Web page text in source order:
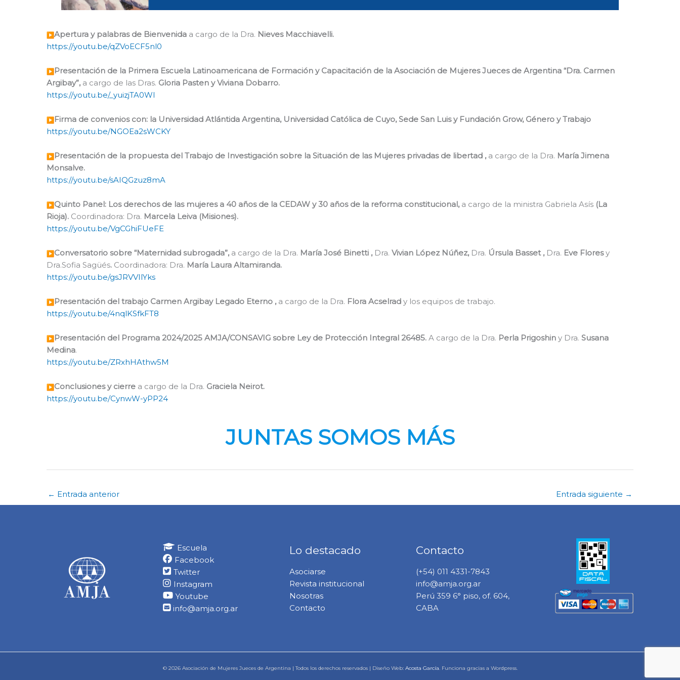
Apertura y palabras de Bienvenida a cargo de la Dra. Nieves Macchiavelli.
https://youtu.be/qZVoECF5nl0
Presentación de la Primera Escuela Latinoamericana de Formación y Capacitación de la Asociación de Mujeres Jueces de Argentina “Dra. Carmen
Argibay”, a cargo de las Dras. Gloria Pasten y Viviana Dobarro.
https://youtu.be/_yuizjTA0WI
Firma de convenios con: la Universidad Atlántida Argentina, Universidad Católica de Cuyo, Sede San Luis y Fundación Grow, Género y Trabajo
https://youtu.be/NGOEa2sWCKY
Presentación de la propuesta del Trabajo de Investigación sobre la Situación de las Mujeres privadas de libertad , a cargo de la Dra. María Jimena
Monsalve.
https://youtu.be/sAIQGzuz8mA
Quinto Panel: Los derechos de las mujeres a 40 años de la CEDAW y 30 años de la reforma constitucional, a cargo de la ministra Gabriela Asís (La
Rioja). Coordinadora: Dra. Marcela Leiva (Misiones).
https://youtu.be/VgCGhiFUeFE
Conversatorio sobre “Maternidad subrogada”, a cargo de la Dra. María José Binetti , Dra. Vivian López Núñez, Dra. Úrsula Basset , Dra. Eve Floresy
Dra.Sofia Sagüés. Coordinadora: Dra. María Laura Altamiranda.
https://youtu.be/gsJRVVIlYks
Presentación del trabajo Carmen Argibay Legado Eterno , a cargo de la Dra. Flora Acselrad y los equipos de trabajo.
https://youtu.be/4nqlKSfkFT8
Presentación del Programa 2024/2025 AMJA/CONSAVIG sobre Ley de Protección Integral 26485. A cargo de la Dra. Perla Prigoshin y Dra. Susana
Medina.
https://youtu.be/ZRxhHAthw5M
Conclusiones y cierre a cargo de la Dra. Graciela Neirot.
https://youtu.be/CynwW-yPP24
JUNTAS SOMOS MÁS
← Entrada anterior Entrada siguiente →
Escuela
Facebook
Twitter
Instagram
Youtube
info@amja.org.ar
Lo destacado
Asociarse
Revista institucional
Nosotras
Contacto
Contacto
(+54) 011 4331-7843
info@amja.org.ar
Perú 359 6° piso, of. 604,
CABA
© 2026 Asociación de Mujeres Jueces de Argentina | Todos los derechos reservados | Diseño Web: Acosta García. Funciona gracias a Wordpress.